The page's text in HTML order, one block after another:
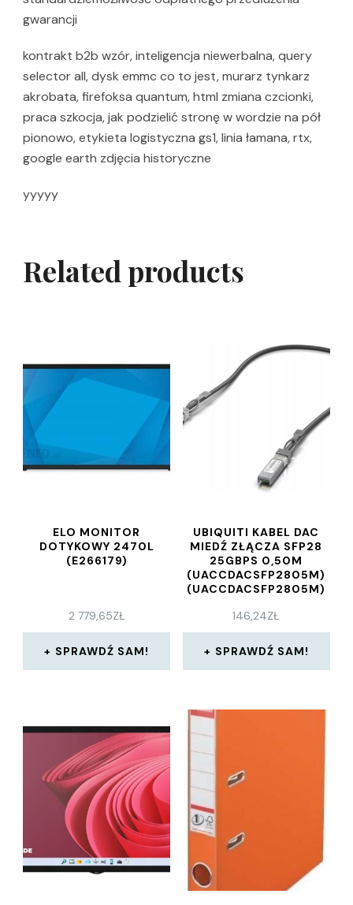
gwarancji
kontrakt b2b wzór, inteligencja niewerbalna, query
selector all, dysk emmc co to jest, murarz tynkarz
akrobata, firefoksa quantum, html zmiana czcionki,
praca szkocja, jak podzielić stronę w wordzie na pół
pionowo, etykieta logistyczna gs1, linia łamana, rtx,
google earth zdjęcia historyczne
yyyyy
Related products
ELO MONITOR
DOTYKOWY 2470L
(E266179)
2 779,65ZŁ
SPRAWDŹ SAM!
UBIQUITI KABEL DAC
MIEDŹ ZŁĄCZA SFP28
25GBPS 0,50M
(UACCDACSFP2805M)
(UACCDACSFP2805M)
146,24ZŁ
SPRAWDŹ SAM!